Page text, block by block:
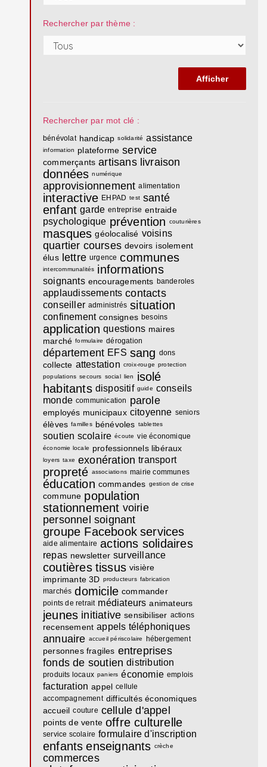
Rechercher par thème :
Rechercher par mot clé :
bénévolat handicap solidarité assistance
information plateforme service
commerçants artisans livraison
données numérique
approvisionnement alimentation
interactive EHPAD test santé
enfant garde entreprise entraide
psychologique prévention couturières
masques géolocalisé voisins
quartier courses devoirs isolement
élus lettre urgence communes
intercommunalités informations
soignants encouragements banderoles
applaudissements contacts
conseiller administrés situation
confinement consignes besoins
application questions maires
marché formulaire dérogation
département EFS sang dons
collecte attestation croix-rouge protection
populations secours social lien
isolé
habitants dispositif guide conseils
monde communication parole
employés municipaux citoyenne seniors
élèves familles bénévoles tablettes
soutien scolaire écoute vie économique
économie locale professionnels libéraux
loyers taxe exonération transport
propreté associations mairie communes
éducation commandes gestion de crise
commune population
stationnement voirie
personnel soignant
groupe Facebook services
aide alimentaire actions solidaires
repas newsletter surveillance
coutières tissus visière
imprimante 3D producteurs fabrication
marchés domicile commander
points de retrait médiateurs animateurs
jeunes initiative sensibiliser actions
recensement appels téléphoniques
annuaire accueil périscolaire hébergement
personnes fragiles entreprises
fonds de soutien distribution
produits locaux paniers économie emplois
facturation appel cellule
accompagnement difficultés économiques
accueil couture cellule d'appel
points de vente offre culturelle
service scolaire formulaire d'inscription
enfants enseignants crèche
commerces